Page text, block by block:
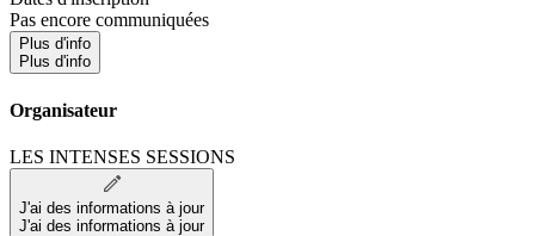
Pas encore communiquées
Plus d'info
Plus d'info
Organisateur
LES INTENSES SESSIONS
J'ai des informations à jour
J'ai des informations à jour